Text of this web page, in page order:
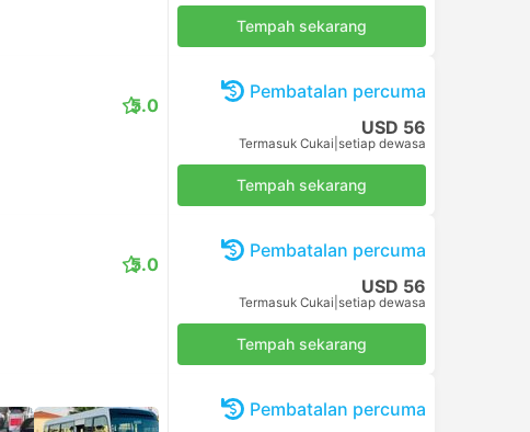
Tempah sekarang
5.0
Pembatalan percuma
USD 56
Termasuk Cukai setiap dewasa
Tempah sekarang
5.0
Pembatalan percuma
USD 56
Termasuk Cukai setiap dewasa
Tempah sekarang
Pembatalan percuma